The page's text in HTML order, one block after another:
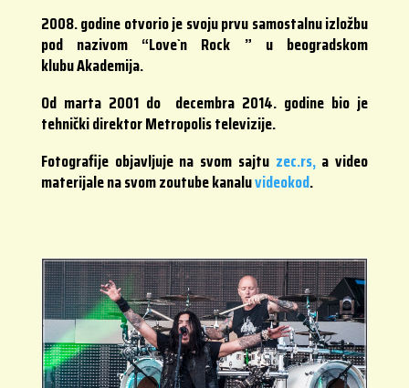
2008. godine otvorio je svoju prvu samostalnu izložbu
pod nazivom “Love`n Rock ” u beogradskom
klubu Akademija.
Od marta 2001do decembra 2014. godine bio je
tehnički direktor Metropolis televizije.
Fotografije objavljuje na svom sajtu zec.rs, a video
materijale na svom zoutube kanaluvideokod.